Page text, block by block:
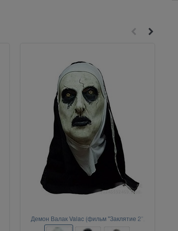
Демон Валак Valac (фильм "Заклятие 2",
"Проклятие монахини")